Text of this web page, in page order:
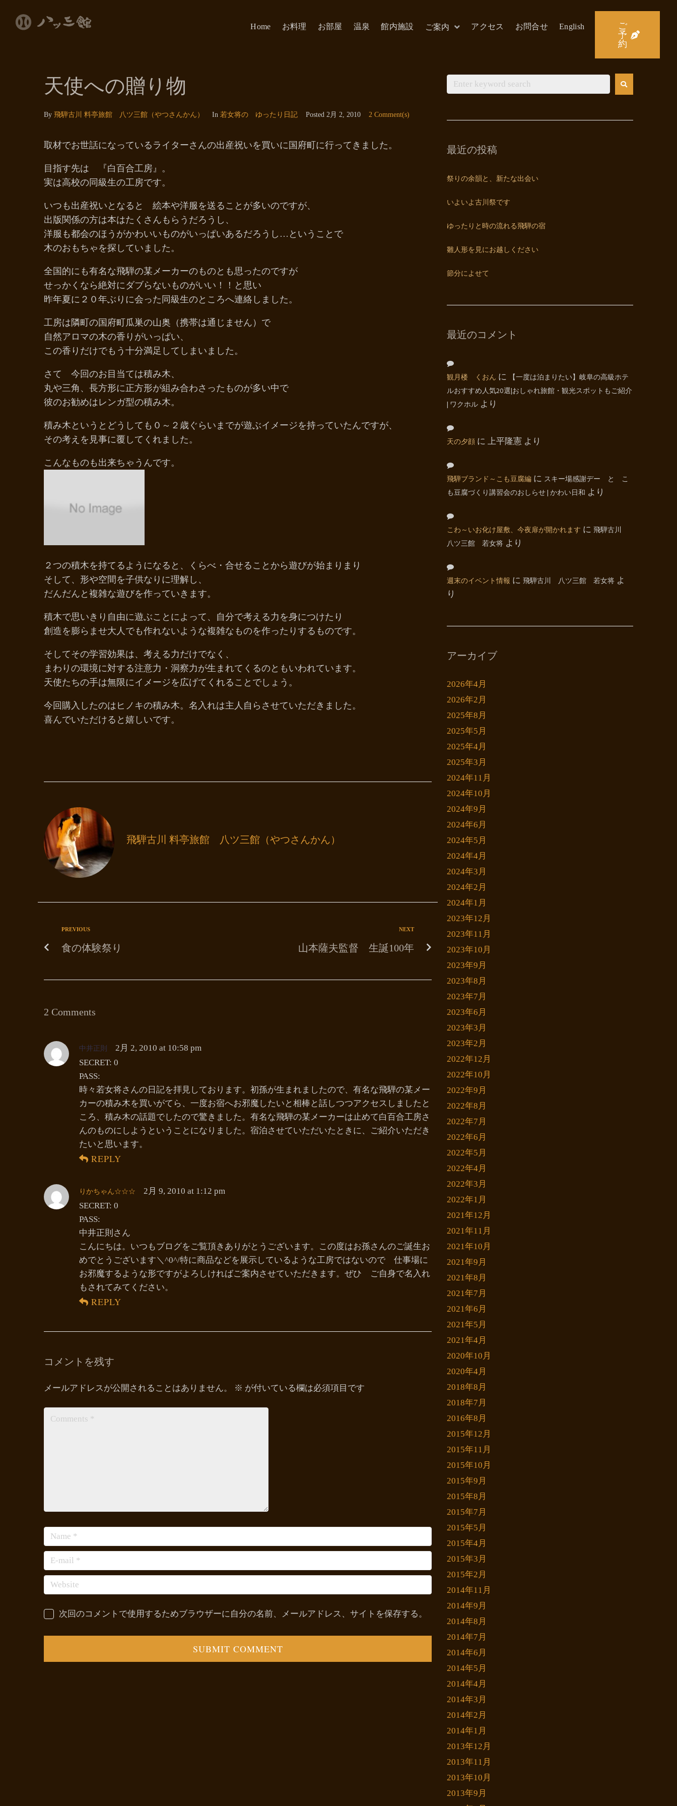
Home お料理 お部屋 温泉 館内施設 ご案内 アクセス お問合せ English
ご
予
約
天使への贈り物
By 飛騨古川 料亭旅館 八ツ三館（やつさんかん） In 若女将の ゆったり日記 Posted 2月 2, 2010 2 Comment(s)
取材でお世話になっているライターさんの出産祝いを買いに国府町に行ってきました。
目指す先は 『白百合工房』。
実は高校の同級生の工房です。
いつも出産祝いとなると 絵本や洋服を送ることが多いのですが、
出版関係の方は本はたくさんもらうだろうし、
洋服も都会のほうがかわいいものがいっぱいあるだろうし…ということで
木のおもちゃを探していました。
全国的にも有名な飛騨の某メーカーのものとも思ったのですが
せっかくなら絶対にダブらないものがいい！！と思い
昨年夏に２０年ぶりに会った同級生のところへ連絡しました。
工房は隣町の国府町瓜巣の山奥（携帯は通じません）で
自然アロマの木の香りがいっぱい、
この香りだけでもう十分満足してしまいました。
さて 今回のお目当ては積み木、
丸や三角、長方形に正方形が組み合わさったものが多い中で
彼のお勧めはレンガ型の積み木。
積み木というとどうしても０～２歳ぐらいまでが遊ぶイメージを持っていたんですが、
その考えを見事に覆してくれました。
こんなものも出来ちゃうんです。
２つの積木を持てるようになると、くらべ・合せることから遊びが始まりまり
そして、形や空間を子供なりに理解し、
だんだんと複雑な遊びを作っていきます。
積木で思いきり自由に遊ぶことによって、自分で考える力を身につけたり
創造を膨らませ大人でも作れないような複雑なものを作ったりするものです。
そしてその学習効果は、考える力だけでなく、
まわりの環境に対する注意力・洞察力が生まれてくるのともいわれています。
天使たちの手は無限にイメージを広げてくれることでしょう。
今回購入したのはヒノキの積み木。名入れは主人自らさせていただきました。
喜んでいただけると嬉しいです。
飛騨古川 料亭旅館 八ツ三館（やつさんかん）
PREVIOUS
食の体験祭り
NEXT
山本薩夫監督 生誕100年
2 Comments
中井正則
2月 2, 2010 at 10:58 pm
SECRET: 0
PASS:
時々若女将さんの日記を拝見しております。初孫が生まれましたので、有名な飛騨の某メー
カーの積み木を買いがてら、一度お宿へお邪魔したいと相棒と話しつつアクセスしましたと
ころ、積み木の話題でしたので驚きました。有名な飛騨の某メーカーは止めて白百合工房さ
んのものにしようということになりました。宿泊させていただいたときに、ご紹介いただき
たいと思います。
REPLY
りかちゃん☆☆☆
2月 9, 2010 at 1:12 pm
SECRET: 0
PASS:
中井正則さん
こんにちは。いつもブログをご覧頂きありがとうございます。この度はお孫さんのご誕生お
めでとうございます＼^0^/特に商品などを展示しているような工房ではないので 仕事場に
お邪魔するような形ですがよろしければご案内させていただきます。ぜひ ご自身で名入れ
もされてみてください。
REPLY
コメントを残す
メールアドレスが公開されることはありません。 ※ が付いている欄は必須項目です
次回のコメントで使用するためブラウザーに自分の名前、メールアドレス、サイトを保存する。
最近の投稿
祭りの余韻と、新たな出会い
いよいよ古川祭です
ゆったりと時の流れる飛騨の宿
雛人形を見にお越しください
節分によせて
最近のコメント
観月楼 くおん に
【一度は泊まりたい】岐阜の高級ホテ
ルおすすめ人気20選|おしゃれ旅館・観光スポットもご紹介
| ワクホル より
天の夕顔 に 上平隆憲 より
飛騨ブランド～こも豆腐編 に スキー場感謝デー と こ
も豆腐づくり講習会のおしらせ | かわい日和 より
こわ～いお化け屋敷、今夜扉が開かれます に 飛騨古川
八ツ三館 若女将 より
週末のイベント情報 に 飛騨古川 八ツ三館 若女将 よ
り
アーカイブ
2026年4月
2026年2月
2025年8月
2025年5月
2025年4月
2025年3月
2024年11月
2024年10月
2024年9月
2024年6月
2024年5月
2024年4月
2024年3月
2024年2月
2024年1月
2023年12月
2023年11月
2023年10月
2023年9月
2023年8月
2023年7月
2023年6月
2023年3月
2023年2月
2022年12月
2022年10月
2022年9月
2022年8月
2022年7月
2022年6月
2022年5月
2022年4月
2022年3月
2022年1月
2021年12月
2021年11月
2021年10月
2021年9月
2021年8月
2021年7月
2021年6月
2021年5月
2021年4月
2020年10月
2020年4月
2018年8月
2018年7月
2016年8月
2015年12月
2015年11月
2015年10月
2015年9月
2015年8月
2015年7月
2015年5月
2015年4月
2015年3月
2015年2月
2014年11月
2014年9月
2014年8月
2014年7月
2014年6月
2014年5月
2014年4月
2014年3月
2014年2月
2014年1月
2013年12月
2013年11月
2013年10月
2013年9月